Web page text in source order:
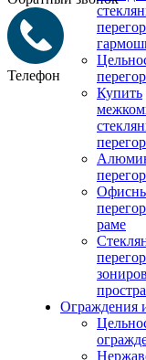
Купить
раме
Ограждения
Телефон